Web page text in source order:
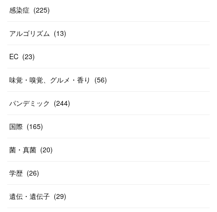
感染症 (225)
アルゴリズム (13)
EC (23)
味覚・嗅覚、グルメ・香り (56)
パンデミック (244)
国際 (165)
菌・真菌 (20)
学歴 (26)
遺伝・遺伝子 (29)